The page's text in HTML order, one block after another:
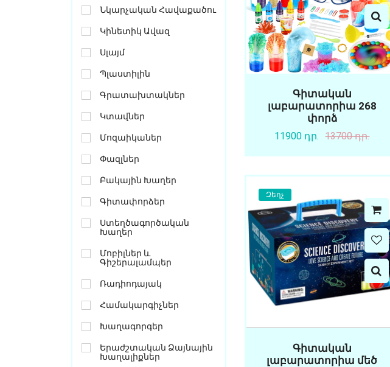
Գիտական
լաբարատորիա 268
փորձ
11900 դր. 13700 դր.
Զեղչ
Գիտական
լաբարատորիա մեծ
Նկարչական Հավաքածու
Կինետիկ Ավազ
Սլայմ
Պլաստիլին
Գրատախտակներ
Կտավներ
Մոզաիկաներ
Փազլներ
Բակային Խաղեր
Գիտափորձեր
Ստեղծագործական
Խաղեր
Մոբիլներ ԵՒ
Գիշերալամպեր
Ռադիոդայակ
Համակարգիչներ
Խաղագորգեր
Երաժշտական Ձայնային
Խաղալիքներ